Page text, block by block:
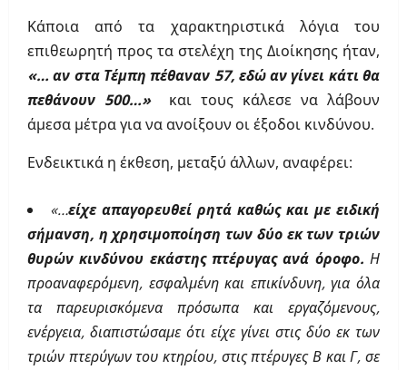
Κάποια από τα χαρακτηριστικά λόγια του
επιθεωρητή προς τα στελέχη της Διοίκησης ήταν,
«… αν στα Τέμπη πέθαναν 57, εδώ αν γίνει κάτι θα
πεθάνουν 500…»και τους κάλεσε να λάβουν
άμεσα μέτρα για να ανοίξουν οι έξοδοι κινδύνου.
Ενδεικτικά η έκθεση, μεταξύ άλλων, αναφέρει:
«…είχε απαγορευθεί ρητά καθώς και με ειδική
σήμανση, η χρησιμοποίηση των δύο εκ των τριών
θυρών κινδύνου εκάστης πτέρυγας ανά όροφο. Η
προαναφερόμενη, εσφαλμένη και επικίνδυνη, για όλα
τα παρευρισκόμενα πρόσωπα και εργαζόμενους,
ενέργεια, διαπιστώσαμε ότι είχε γίνει στις δύο εκ των
τριών πτερύγων του κτηρίου, στις πτέρυγες Β και Γ, σε